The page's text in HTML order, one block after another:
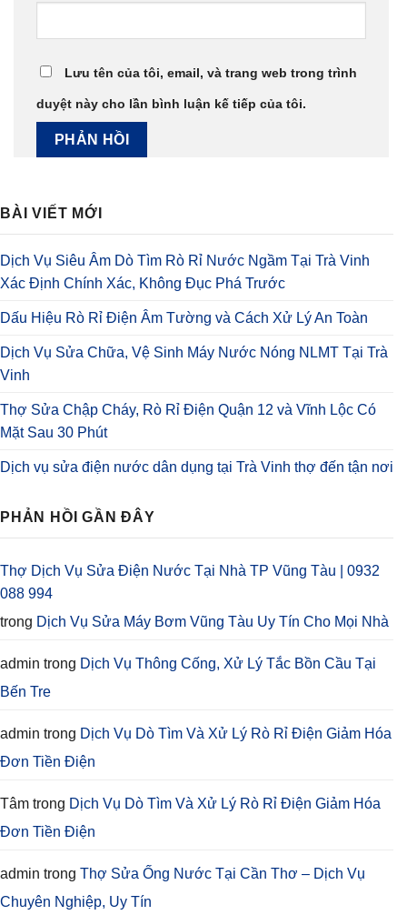
Lưu tên của tôi, email, và trang web trong trình
duyệt này cho lần bình luận kế tiếp của tôi.
BÀI VIẾT MỚI
Dịch Vụ Siêu Âm Dò Tìm Rò Rỉ Nước Ngầm Tại Trà Vinh
Xác Định Chính Xác, Không Đục Phá Trước
Dấu Hiệu Rò Rỉ Điện Âm Tường và Cách Xử Lý An Toàn
Dịch Vụ Sửa Chữa, Vệ Sinh Máy Nước Nóng NLMT Tại Trà
Vinh
Thợ Sửa Chập Cháy, Rò Rỉ Điện Quận 12 và Vĩnh Lộc Có
Mặt Sau 30 Phút
Dịch vụ sửa điện nước dân dụng tại Trà Vinh thợ đến tận nơi
PHẢN HỒI GẦN ĐÂY
Thợ Dịch Vụ Sửa Điện Nước Tại Nhà TP Vũng Tàu | 0932
088 994
trong Dịch Vụ Sửa Máy Bơm Vũng Tàu Uy Tín Cho Mọi Nhà
admin trong Dịch Vụ Thông Cống, Xử Lý Tắc Bồn Cầu Tại
Bến Tre
admin trong Dịch Vụ Dò Tìm Và Xử Lý Rò Rỉ Điện Giảm Hóa
Đơn Tiền Điện
Tâm trong Dịch Vụ Dò Tìm Và Xử Lý Rò Rỉ Điện Giảm Hóa
Đơn Tiền Điện
admin trong Thợ Sửa Ống Nước Tại Cần Thơ – Dịch Vụ
Chuyên Nghiệp, Uy Tín